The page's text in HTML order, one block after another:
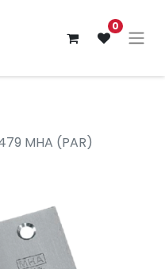
0
MHA (PAR)